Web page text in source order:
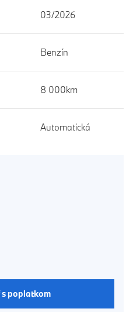
03/2026
Benzín
8 000km
Automatická
okno)
poplatkom